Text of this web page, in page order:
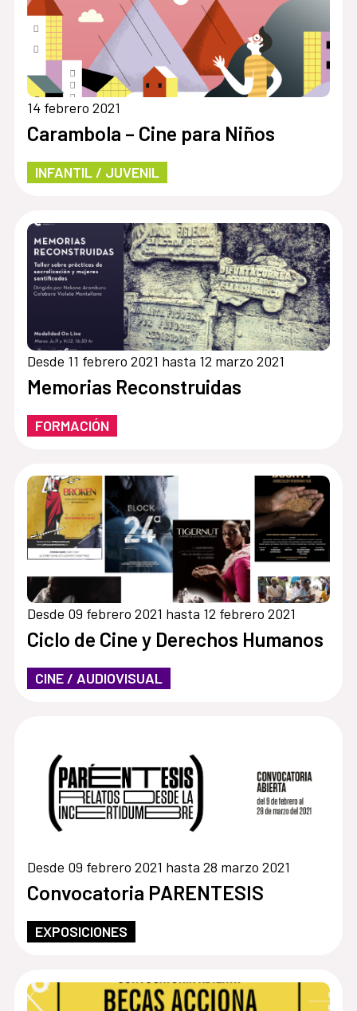
14 febrero 2021
Carambola – Cine para Niños
INFANTIL / JUVENIL
Desde 11 febrero 2021 hasta 12 marzo 2021
Memorias Reconstruidas
FORMACIÓN
Desde 09 febrero 2021 hasta 12 febrero 2021
Ciclo de Cine y Derechos Humanos
CINE / AUDIOVISUAL
Desde 09 febrero 2021 hasta 28 marzo 2021
Convocatoria PARENTESIS
EXPOSICIONES